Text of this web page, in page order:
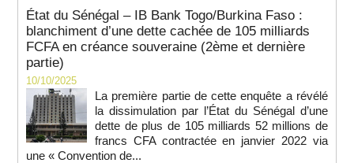
État du Sénégal – IB Bank Togo/Burkina Faso :
blanchiment d’une dette cachée de 105 milliards
FCFA en créance souveraine (2ème et dernière
partie)
10/10/2025
La première partie de cette enquête a révélé
la dissimulation par l’État du Sénégal d’une
dette de plus de 105 milliards 52 millions de
francs CFA contractée en janvier 2022 via
une « Convention de...